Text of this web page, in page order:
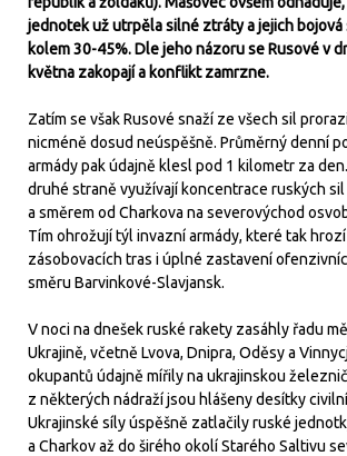
jednotek už utrpěla silné ztráty a jejich bojová
kolem 30-45%. Dle jeho názoru se Rusové v
května zakopají a konflikt zamrzne.
Zatím se však Rusové snaží ze všech sil
nicméně dosud neúspěšně. Průměrný denní
armády pak údajně klesl pod 1 kilometr za
druhé straně využívají koncentrace ruských
a směrem od Charkova na severovýchod
Tím ohrožují týl invazní armády, které tak
zásobovacích tras i úplné zastavení
směru Barvinkové-Slavjansk.
V noci na dnešek ruské rakety zasáhly řadu
Ukrajině, včetně Lvova, Dnipra, Oděsy a
okupantů údajně mířily na ukrajinskou
z některých nádraží jsou hlášeny desítky
Ukrajinské síly úspěšně zatlačily ruské
a Charkov až do širého okolí Starého Saltivu